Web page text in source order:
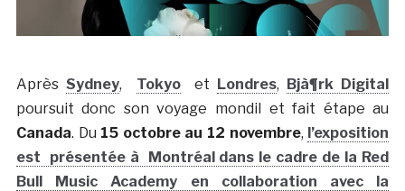
Après Sydney, Tokyoet Londres, Bjà¶rk Digital
poursuit donc son voyage mondil et fait étape au
Canada. Du 15 octobre au 12 novembre, l’exposition
est présentée à Montréaldans le cadre de la Red
Bull Music Academy en collaboration avec la